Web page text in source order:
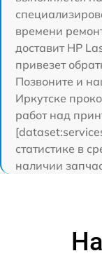
времени
доставит HP
привезет
Позвоните и
Иркутске
работ над
статистике в
наличии